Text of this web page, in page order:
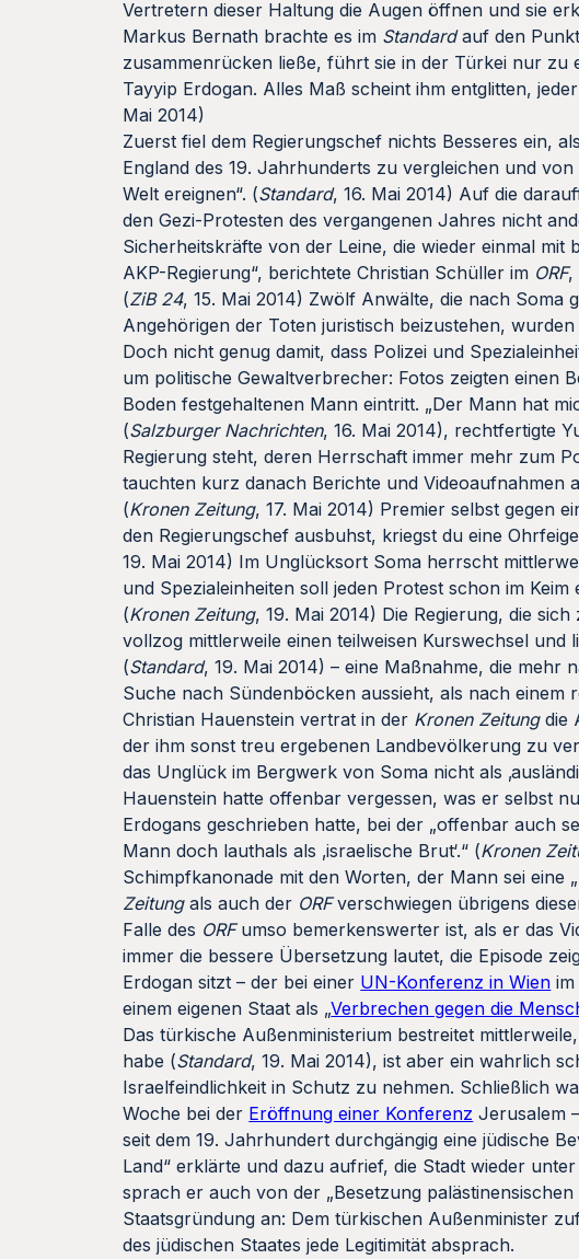
Vertretern dieser Haltung die Augen öffnen und sie
Markus Bernath brachte es im Standardauf den
zusammenrücken ließe, führt sie in der Türkei nur
Tayyip Erdogan. Alles Maß scheint ihm entglitten,
Mai 2014)
Zuerst fiel dem Regierungschef nichts Besseres ein,
England des 19. Jahrhunderts zu vergleichen und
Welt ereignen“. (Standard, 16. Mai 2014) Auf die
den Gezi-Protesten des vergangenen Jahres nicht
Sicherheitskräfte von der Leine, die wieder einmal
AKP-Regierung“, berichtete Christian Schüller im ORF,
(ZiB 24, 15. Mai 2014) Zwölf Anwälte, die nach
Angehörigen der Toten juristisch beizustehen,
Doch nicht genug damit, dass Polizei und
um politische Gewaltverbrecher: Fotos zeigten einen
Boden festgehaltenen Mann eintritt. „Der Mann hat
(Salzburger Nachrichten, 16. Mai 2014), rechtfertigte
Regierung steht, deren Herrschaft immer mehr zum
tauchten kurz danach Berichte und Videoaufnahmen
(Kronen Zeitung, 17. Mai 2014) Premier selbst gegen
den Regierungschef ausbuhst, kriegst du eine
19. Mai 2014) Im Unglücksort Soma herrscht
und Spezialeinheiten soll jeden Protest schon im
(Kronen Zeitung, 19. Mai 2014) Die Regierung, die
vollzog mittlerweile einen teilweisen Kurswechsel
(Standard, 19. Mai 2014) – eine Maßnahme, die mehr
Suche nach Sündenböcken aussieht, als nach einem
Christian Hauenstein vertrat in der Kronen Zeitungdie
der ihm sonst treu ergebenen Landbevölkerung zu
das Unglück im Bergwerk von Soma nicht als
Hauenstein hatte offenbar vergessen, was er selbst
Erdogans geschrieben hatte, bei der „offenbar auch
Mann doch lauthals als ‚israelische Brut‘.“ (Kronen
Schimpfkanonade mit den Worten, der Mann sei eine
Zeitungals auch der ORFverschwiegen übrigens
Falle des ORFumso bemerkenswerter ist, als er das
immer die bessere Übersetzung lautet, die Episode
Erdogan sitzt – der bei einer UN-Konferenz in Wien
einem eigenen Staat als „Verbrechen gegen die
Das türkische Außenministerium bestreitet
habe (Standard, 19. Mai 2014), ist aber ein wahrlich
Israelfeindlichkeit in Schutz zu nehmen. Schließlich
Woche bei der Eröffnung einer Konferenz Jerusalem
seit dem 19. Jahrhundert durchgängig eine jüdische
Land“ erklärte und dazu aufrief, die Stadt wieder
sprach er auch von der „Besetzung
Staatsgründung an: Dem türkischen Außenminister
des jüdischen Staates jede Legitimität absprach.